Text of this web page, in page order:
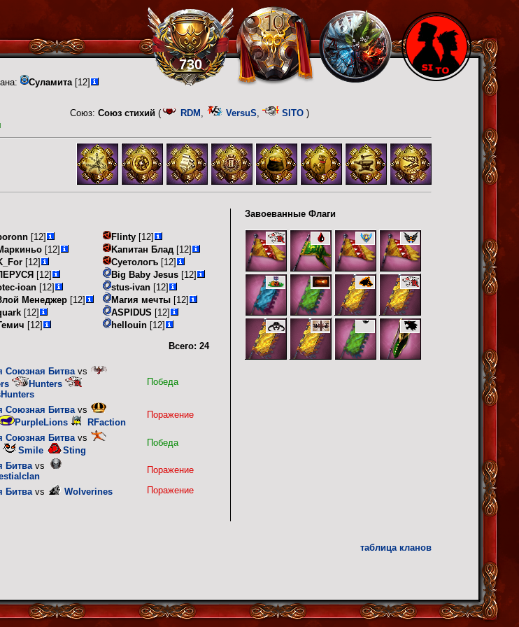
730
Суламита[12]
Союз: Союз стихий ( RDM , VersuS, SITO )
[12]
[12]
[12]
[12]
ioan [12]
Менеджер [12]
[12]
[12]
Flinty [12]
Kапитан Блад [12]
Суетологъ [12]
Big Baby Jesus [12]
stus-ivan [12]
Магия мечты [12]
ASPIDUS [12]
hellouin [12]
Всего: 24
Союзная Битва vs
Hunters
Победа
Союзная Битва vs
PurpleLions RFaction
Поражение
Союзная Битва vs
Smile Sting
Победа
Битва vs
Поражение
Битва vs Wolverines Поражение
Завоеванные Флаги
таблица кланов